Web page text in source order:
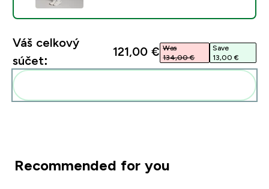
Váš celkový
súčet:
121,00 €‎ Was
134,00 €‎
Save
13,00 €‎
Recommended for you